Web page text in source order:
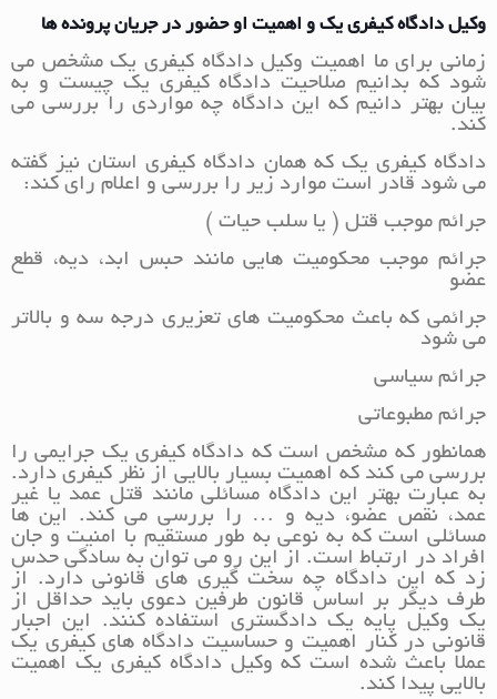
وکیل دادگاه کیفری یک و اهمیت او حضور در جریان پرونده ها
زمانی برای ما اهمیت وکیل دادگاه کیفری یک مشخص می
شود که بدانیم صلاحیت دادگاه کیفری یک چیست و به
بیان بهتر دانیم که این دادگاه چه مواردی را بررسی می
کند.
دادگاه کیفری یک که همان دادگاه کیفری استان نیز گفته
می شود قادر است موارد زیر را بررسی و اعلام رای کند:
جرائم موجب قتل ( یا سلب حیات )
جرائم موجب محکومیت هایی مانند حبس ابد، دیه، قطع
عضو
جرائمی که باعث محکومیت های تعزیری درجه سه و بالاتر
می شود
جرائم سیاسی
جرائم مطبوعاتی
همانطور که مشخص است که دادگاه کیفری یک جرایمی را
بررسی می کند که اهمیت بسیار بالایی از نظر کیفری دارد.
به عبارت بهتر این دادگاه مسائلی مانند قتل عمد یا غیر
عمد، نقص عضو، دیه و … را بررسی می کند. این ها
مسائلی است که به نوعی به طور مستقیم با امنیت و جان
افراد در ارتباط است. از این رو می توان به سادگی حدس
زد که این دادگاه چه سخت گیری های قانونی دارد. از
طرف دیگر بر اساس قانون طرفین دعوی باید حداقل از
یک وکیل پایه یک دادگستری استفاده کنند. این اجبار
قانونی در کنار اهمیت و حساسیت دادگاه های کیفری یک
عملا باعث شده است که وکیل دادگاه کیفری یک اهمیت
بالایی پیدا کند.